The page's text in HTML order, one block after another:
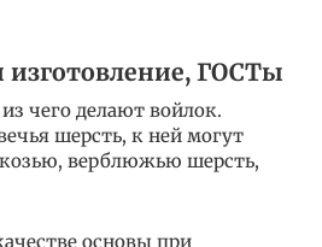
изготовление, ГОСТы
чего делают войлок.
шерсть, к ней могут
верблюжью шерсть,
основы при